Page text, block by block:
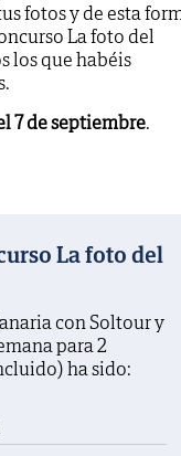
fotos y de esta
La foto del
los que habéis
7 de septiembre.
La foto del
con Soltour y
para 2
ha sido: